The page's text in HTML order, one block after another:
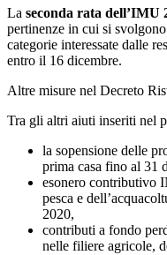
La seconda rata dell’IMU
pertinenze in cui si
categorie interessate dalle
entro il 16 dicembre.
Altre misure nel Decreto
Tra gli altri aiuti inseriti nel
la sopensione delle
prima casa fino al 31
esonero contributivo
pesca e
2020,
contributi a fondo
nelle filiere agricole,